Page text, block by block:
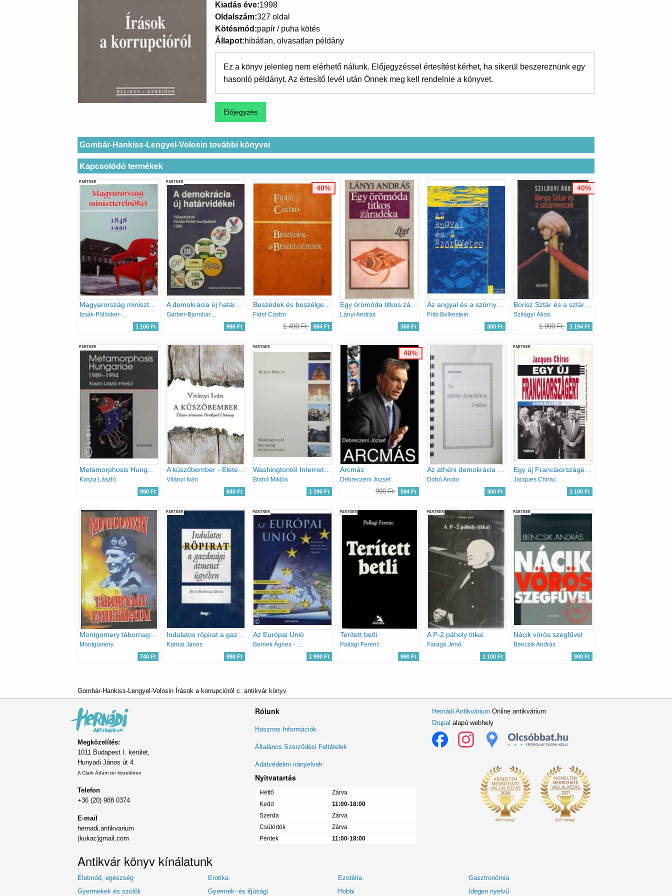
Kiadás éve 1998
Oldalszám 327 oldal
Kötésmód papír / puha kötés
Állapot hibátlan, olvasatlan példány
Ez a könyv jelenleg nem elérhető nálunk. Előjegyzéssel értesítést kérhet, ha sikerül beszereznünk egy
hasonló példányt. Az értesítő levél után Önnek meg kell rendelnie a könyvet.
Gombár-Hankiss-Lengyel-Volosin további könyvei
Kapcsolódó termékek
PARTNER
Magyarország miniszterelnökei 1848-1990
Izsák-Pölöskei-Romsics-...
1 100 Ft
PARTNER
A demokrácia új határvidékei
Garber-Bjornlund (szerk.)
990 Ft
Beszédek és beszélgetések
Fidel Castro
1 490 Ft 894 Ft
40%
Egy örömóda titkos záradéka
Lányi András
300 Ft
Az angyal és a szörnyeteg
Frits Bolkestein
300 Ft
Borisz Sztár és a sztárevicsek
Szilágyi Ákos
1 990 Ft 1 194 Ft
40%
PARTNER
Kasza László
990 Ft
A küszöbember - Életem történetei Horthytól Orbánig
Vitányi Iván
840 Ft
PARTNER
Blahó Miklós
1 290 Ft
Arcmás
Debreczeni József
990 Ft 594 Ft
40%
Dobó Andor
300 Ft
PARTNER
Jacques Chirac
1 100 Ft
Montgomery
740 Ft
PARTNER
Indulatos röpirat a gazdasági átmenet ügyében
Kornai János
990 Ft
PARTNER
Az Európai Unió
1 990 Ft
PARTNER
Terített betli
Pallagi Ferenc
990 Ft
PARTNER
A P-2 páholy titkai
Faragó Jenő
1 100 Ft
PARTNER
Nácik vörös szegfűvel
Bencsik András
990 Ft
Gombár-Hankiss-Lengyel-Volosin Írások a korrupcióról c. antikvár könyv
Megközelítés:
1011 Budapest I. kerület,
Hunyadi János út 4.
A Clark Ádám tér közelében
Telefon
+36 (20) 988 0374
E-mail
hernadi.antikvarium
(kukac)gmail.com
Rólunk
Lábléc
menü
Hasznos Információk
Általános Szerződési Feltételek
Adatvédelmi irányelvek
Nyitvatartás
Hétfő
Zárva
Kedd
11:00-18:00
Szerda
Zárva
Csütörtök
Zárva
Péntek
11:00-18:00
Hernádi Antikvárium Online antikvárium
Drupal alapú webhely
Antikvár könyv kínálatunk
Életmód, egészség Erotika Ezotéria
Gasztronómia
Gyermekek és szülők
Gyermek- és ifjúsági Hobbi Idegen nyelvű